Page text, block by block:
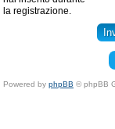
la registrazione.
Powered by phpBB © phpBB